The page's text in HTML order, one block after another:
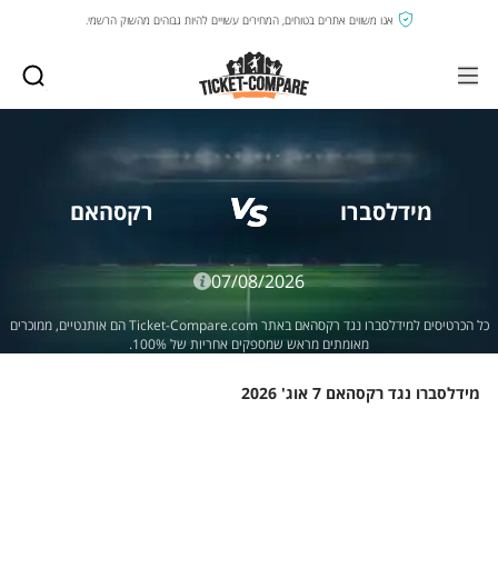
אנו משווים אתרים בטוחים, המחירים עשויים להיות גבוהים מהשוק הרשמי.
מידלסברו רקסהאם
07/08/2026
כל הכרטיסים למידלסברו נגד רקסהאם באתר Ticket-Compare.com הם אותנטיים, ממוכרים
מאומתים מראש שמספקים אחריות של 100%.
מידלסברו נגד רקסהאם 7 אוג' 2026